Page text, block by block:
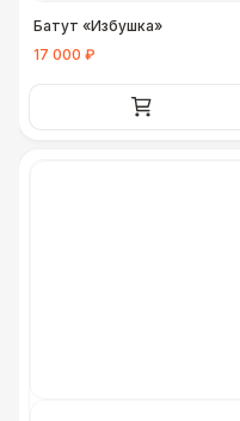
Батут «Избушка»
17 000 ₽